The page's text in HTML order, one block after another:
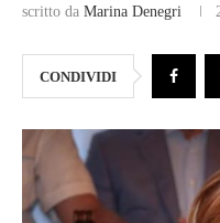
scritto da Marina Denegri
CONDIVIDI